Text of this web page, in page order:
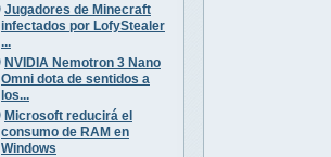
Jugadores de Minecraft
infectados por LofyStealer
...
NVIDIA Nemotron 3 Nano
Omni dota de sentidos a
los...
Microsoft reducirá el
consumo de RAM en
Windows